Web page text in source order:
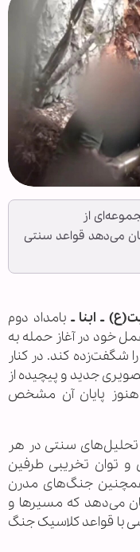
از
می‌دهد قواعد سنتی
ـ ابنا ـ بامداد دوم
عمل خود در آغاز حمله به
شگفت‌زده کند. در کنار
جدید و پیچیده از
پایان آن مشخص
تحلیل‌های سنتی در هر
و توان تخریبی طرفین
همچنین جنگ‌های مدرن
می‌دهد که مسیرها و
با قواعد کلاسیک جنگ